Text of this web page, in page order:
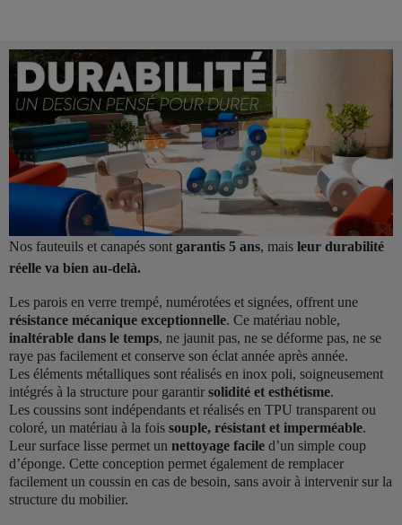
Nos fauteuils et canapés sont garantis 5 ans, mais leur durabilité
réelle va bien au-delà.
Les parois en verre trempé, numérotées et signées, offrent une
résistance mécanique exceptionnelle. Ce matériau noble,
inaltérable dans le temps, ne jaunit pas, ne se déforme pas, ne se
raye pas facilement et conserve son éclat année après année.
Les éléments métalliques sont réalisés en inox poli, soigneusement
intégrés à la structure pour garantir solidité et esthétisme.
Les coussins sont indépendants et réalisés en TPU transparent ou
coloré, un matériau à la fois souple, résistant et imperméable.
Leur surface lisse permet un nettoyage facile d’un simple coup
d’éponge. Cette conception permet également de remplacer
facilement un coussin en cas de besoin, sans avoir à intervenir sur la
structure du mobilier.